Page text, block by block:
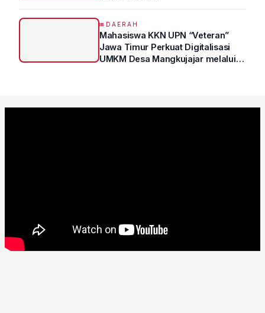
DAERAH
Mahasiswa KKN UPN “Veteran”
Jawa Timur Perkuat Digitalisasi
UMKM Desa Mangkujajar melalui